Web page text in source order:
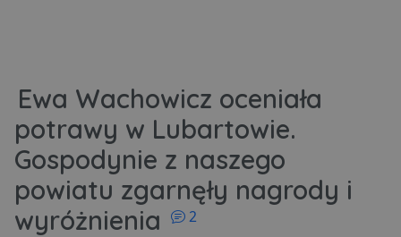
Ewa Wachowicz oceniała
potrawy w Lubartowie.
Gospodynie z naszego
powiatu zgarnęły nagrody i
wyróżnienia
2
komentarzy